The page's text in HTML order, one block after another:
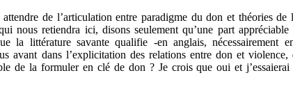
de l’articulation entre paradigme du don et théories de
nous retiendra ici, disons seulement qu’une part
la littérature savante qualifie -en anglais, nécessairement
avant dans l’explicitation des relations entre don et violence,
de la formuler en clé de don ? Je crois que oui et